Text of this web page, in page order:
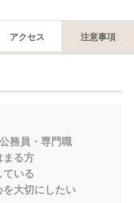
アクセス 注意事項
務員・専門職
方
いる
にしたい